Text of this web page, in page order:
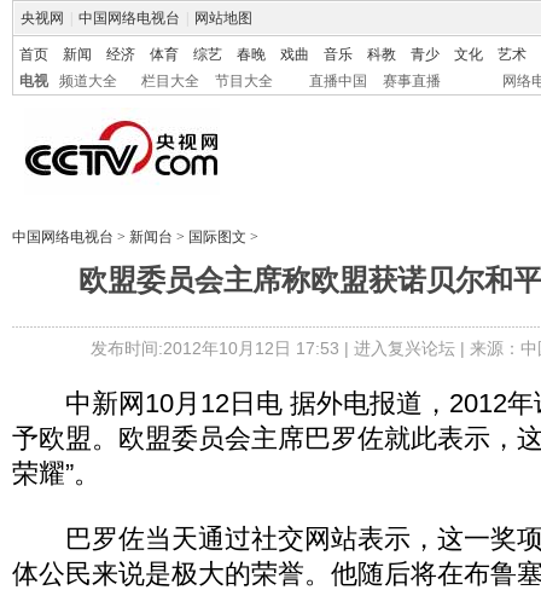
央视网 中国网络电视台 网站地图
首页 新闻 经济 体育 综艺 春晚 戏曲 音乐 科教 青少 文化
艺术
电视
频道大全 栏目大全 节目大全 直播中国 赛事直播 网络
中国网络电视台 > 新闻台 > 国际图文 >
欧盟委员会主席称欧盟获诺贝尔和
发布时间:2012年10月12日 17:53 | 进入复兴论坛| 来源：
中新网10月12日电 据外电报道，2012年
予欧盟。欧盟委员会主席巴罗佐就此表示，
荣耀”。
巴罗佐当天通过社交网站表示，这一奖
体公民来说是极大的荣誉。他随后将在布鲁